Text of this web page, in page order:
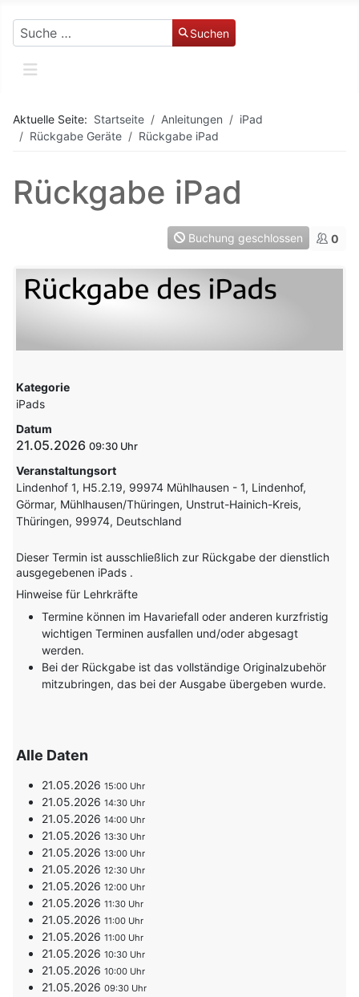
Suchen Suchen
Aktuelle Seite: Startseite Anleitungen
iPad
Rückgabe Geräte
Rückgabe iPad
Rückgabe iPad
Buchung geschlossen 0
Kategorie
iPads
Datum
21.05.2026 09:30
Veranstaltungsort
Lindenhof 1, H5.2.19, 99974 Mühlhausen - 1, Lindenhof,
Görmar, Mühlhausen/Thüringen, Unstrut-Hainich-Kreis,
Thüringen, 99974, Deutschland
Dieser Termin ist ausschließlich zur Rückgabe der dienstlich
ausgegebenen iPads .
Hinweise für Lehrkräfte
Termine können im Havariefall oder anderen kurzfristig
wichtigen Terminen ausfallen und/oder abgesagt
werden.
Bei der Rückgabe ist das vollständige Originalzubehör
mitzubringen, das bei der Ausgabe übergeben wurde.
Alle Daten
21.05.202615:00
21.05.202614:30
21.05.202614:00
21.05.202613:30
21.05.202613:00
21.05.202612:30
21.05.202612:00
21.05.202611:30
21.05.202611:00
21.05.202611:00
21.05.202610:30
21.05.202610:00
21.05.202609:30